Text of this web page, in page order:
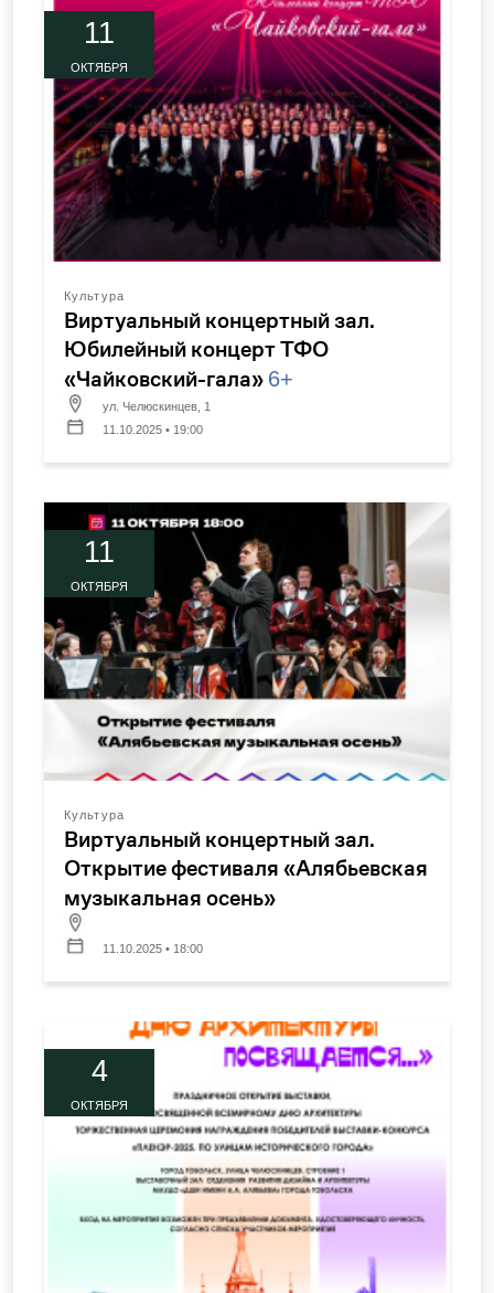
11
ОКТЯБРЯ
Культура
Виртуальный концертный зал.
Юбилейный концерт ТФО
«Чайковский-гала» 6+
ул. Челюскинцев, 1
11.10.2025 • 19:00
11
ОКТЯБРЯ
Культура
Виртуальный концертный зал.
Открытие фестиваля «Алябьевская
музыкальная осень»
11.10.2025 • 18:00
4
ОКТЯБРЯ